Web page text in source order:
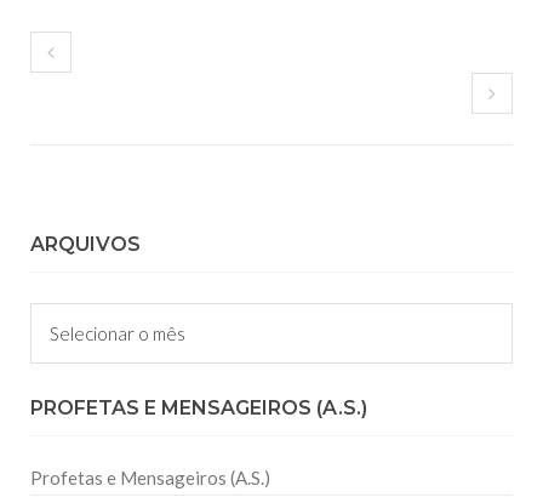
ARQUIVOS
Arquivos
PROFETAS E MENSAGEIROS (A.S.)
Profetas e Mensageiros (A.S.)